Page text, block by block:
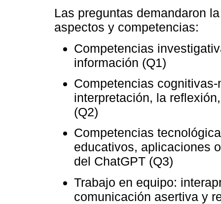
Las preguntas demandaron
aspectos y competencias:
Competencias
información (Q1)
Competencias
interpretación, la
(Q2)
Competencias
educativos, aplicaciones
del ChatGPT (Q3)
Trabajo en equipo:
comunicación asertiva y